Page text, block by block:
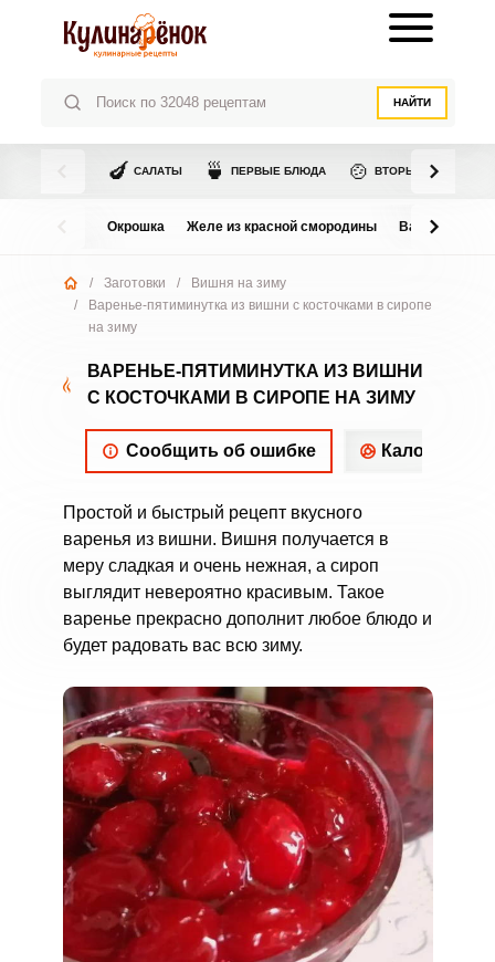
НАЙТИ
🍆 САЛАТЫ 🍵 ПЕРВЫЕ БЛЮДА 🍲 ВТОРЫЕ БЛЮДА
Окрошка Желе из красной смородины Варенье из
/ Заготовки /
Вишня на зиму
/
Варенье-пятиминутка из вишни с косточками в сиропе
на зиму
ВАРЕНЬЕ-ПЯТИМИНУТКА ИЗ ВИШНИ
С КОСТОЧКАМИ В СИРОПЕ НА ЗИМУ
Сообщить об ошибке
Простой и быстрый рецепт вкусного
варенья из вишни. Вишня получается в
меру сладкая и очень нежная, а сироп
выглядит невероятно красивым. Такое
варенье прекрасно дополнит любое блюдо и
будет радовать вас всю зиму.